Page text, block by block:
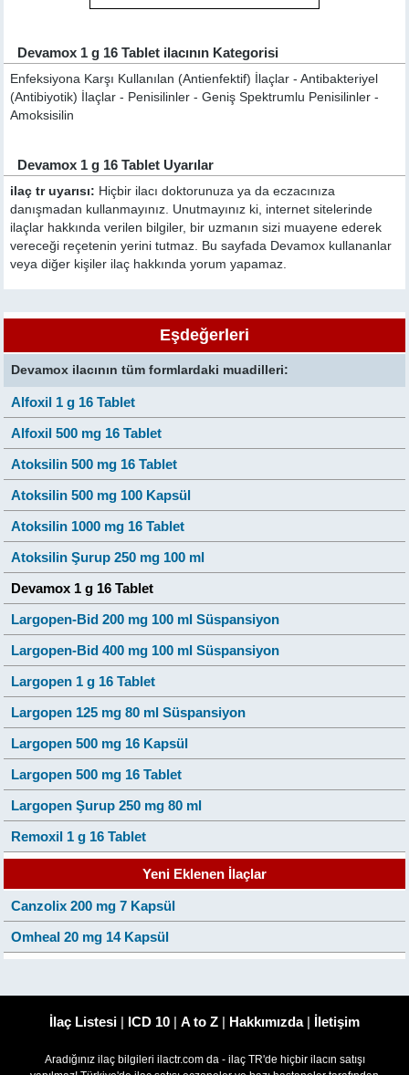
Devamox 1 g 16 Tablet ilacının Kategorisi
Enfeksiyona Karşı Kullanılan (Antienfektif) İlaçlar - Antibakteriyel
(Antibiyotik) İlaçlar - Penisilinler - Geniş Spektrumlu Penisilinler -
Amoksisilin
Devamox 1 g 16 Tablet Uyarılar
ilaç tr uyarısı: Hiçbir ilacı doktorunuza ya da eczacınıza
danışmadan kullanmayınız. Unutmayınız ki, internet sitelerinde
ilaçlar hakkında verilen bilgiler, bir uzmanın sizi muayene ederek
vereceği reçetenin yerini tutmaz. Bu sayfada Devamox kullananlar
veya diğer kişiler ilaç hakkında yorum yapamaz.
Eşdeğerleri
Devamox ilacının tüm formlardaki muadilleri:
Alfoxil 1 g 16 Tablet
Alfoxil 500 mg 16 Tablet
Atoksilin 500 mg 16 Tablet
Atoksilin 500 mg 100 Kapsül
Atoksilin 1000 mg 16 Tablet
Atoksilin Şurup 250 mg 100 ml
Devamox 1 g 16 Tablet
Largopen-Bid 200 mg 100 ml Süspansiyon
Largopen-Bid 400 mg 100 ml Süspansiyon
Largopen 1 g 16 Tablet
Largopen 125 mg 80 ml Süspansiyon
Largopen 500 mg 16 Kapsül
Largopen 500 mg 16 Tablet
Largopen Şurup 250 mg 80 ml
Remoxil 1 g 16 Tablet
Yeni Eklenen İlaçlar
Canzolix 200 mg 7 Kapsül
Omheal 20 mg 14 Kapsül
İlaç Listesi | ICD 10 | A to Z | Hakkımızda| İletişim
Aradığınız ilaç bilgileri ilactr.com da - ilaç TR'de hiçbir ilacın satışı